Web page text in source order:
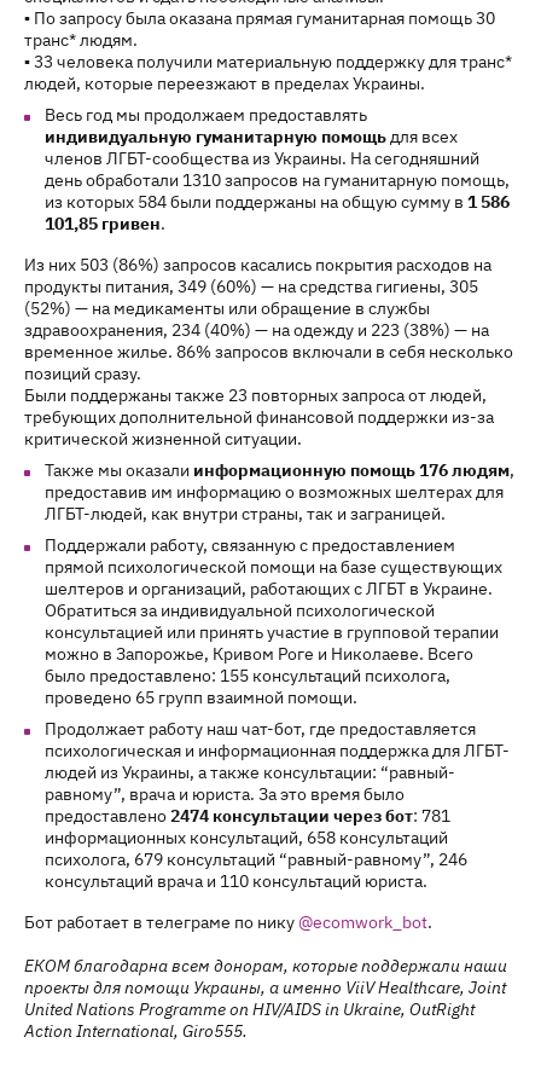
▪ По запросу была оказана прямая гуманитарная помощь 30
транс* людям.
▪ 33 человека получили материальную поддержку для транс*
людей, которые переезжают в пределах Украины.
Весь год мы продолжаем предоставлять
индивидуальную гуманитарную помощьдля всех
членов ЛГБТ-сообщества из Украины. На сегодняшний
день обработали 1310 запросов на гуманитарную помощь,
из которых 584 были поддержаны на общую сумму в 1 586
101,85 гривен.
Из них 503 (86%) запросов касались покрытия расходов на
продукты питания, 349 (60%) — на средства гигиены, 305
(52%) — на медикаменты или обращение в службы
здравоохранения, 234 (40%) — на одежду и 223 (38%) — на
временное жилье. 86% запросов включали в себя несколько
позиций сразу.
Были поддержаны также 23 повторных запроса от людей,
требующих дополнительной финансовой поддержки из-за
критической жизненной ситуации.
Также мы оказали информационную помощь 176 людям,
предоставив им информацию о возможных шелтерах для
ЛГБТ-людей, как внутри страны, так и заграницей.
Поддержали работу, связанную с предоставлением
прямой психологической помощи на базе существующих
шелтеров и организаций, работающих с ЛГБТ в Украине.
Обратиться за индивидуальной психологической
консультацией или принять участие в групповой терапии
можно в Запорожье, Кривом Роге и Николаеве. Всего
было предоставлено: 155 консультаций психолога,
проведено 65 групп взаимной помощи.
Продолжает работу наш чат-бот, где предоставляется
психологическая и информационная поддержка для ЛГБТ-
людей из Украины, а также консультации: “равный-
равному”, врача и юриста. За это время было
предоставлено2474 консультации через бот: 781
информационных консультаций, 658 консультаций
психолога, 679 консультаций “равный-равному”, 246
консультаций врача и 110 консультаций юриста.
Бот работает в телеграме по нику @ecomwork_bot.
ЕКОМ благодарна всем донорам, которые поддержали наши
проекты для помощи Украины, а именно ViiV Healthcare, Joint
United Nations Programme on HIV/AIDS in Ukraine, OutRight
Action International, Giro555.